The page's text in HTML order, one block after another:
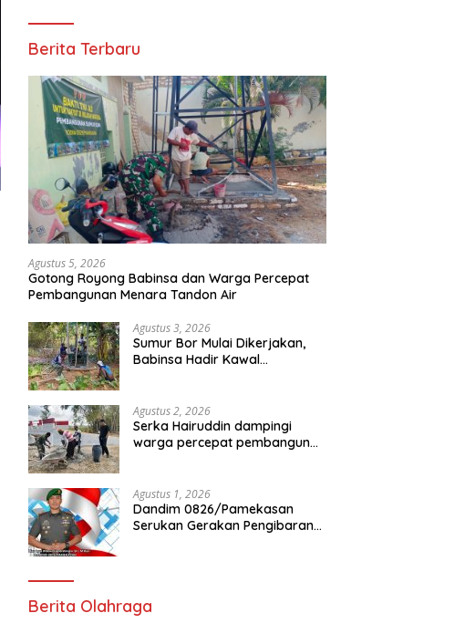
Berita Terbaru
Agustus 5, 2026
Gotong Royong Babinsa dan Warga Percepat
Pembangunan Menara Tandon Air
Agustus 3, 2026
Sumur Bor Mulai Dikerjakan,
Babinsa Hadir Kawal
Agustus 2, 2026
Serka Hairuddin dampingi
warga percepat pembangunan
Agustus 1, 2026
Dandim 0826/Pamekasan
Serukan Gerakan Pengibaran
Berita Olahraga